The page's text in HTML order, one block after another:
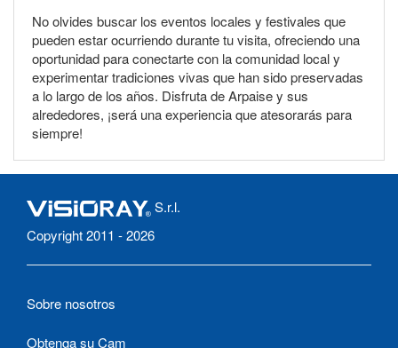
No olvides buscar los eventos locales y festivales que
pueden estar ocurriendo durante tu visita, ofreciendo una
oportunidad para conectarte con la comunidad local y
experimentar tradiciones vivas que han sido preservadas
a lo largo de los años. Disfruta de Arpaise y sus
alrededores, ¡será una experiencia que atesorarás para
siempre!
S.r.l.
Copyright 2011 - 2026
Sobre nosotros
Obtenga su Cam